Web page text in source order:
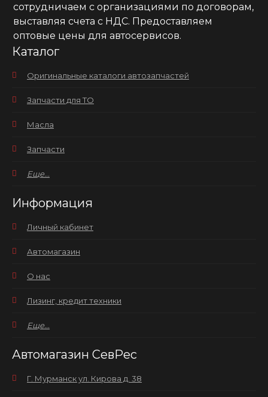
сотрудничаем с организациями по договорам,
выставляя счета с НДС. Предоставляем
оптовые цены для автосервисов.
Каталог
Оригинальные каталоги автозапчастей
Запчасти для ТО
Масла
Запчасти
Еще...
Информация
Личный кабинет
Автомагазин
О нас
Лизинг, кредит техники
Еще...
Автомагазин СевРес
Г. Мурманск ул. Кирова д. 38